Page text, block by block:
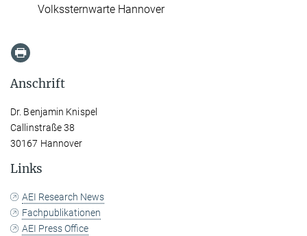
Volkssternwarte Hannover
Anschrift
Dr. Benjamin Knispel
Callinstraße 38
30167 Hannover
Links
AEI Research News
Fachpublikationen
AEI Press Office